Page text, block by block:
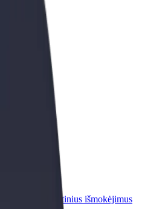
metu
ir gaukite savaitinius išmokėjimus